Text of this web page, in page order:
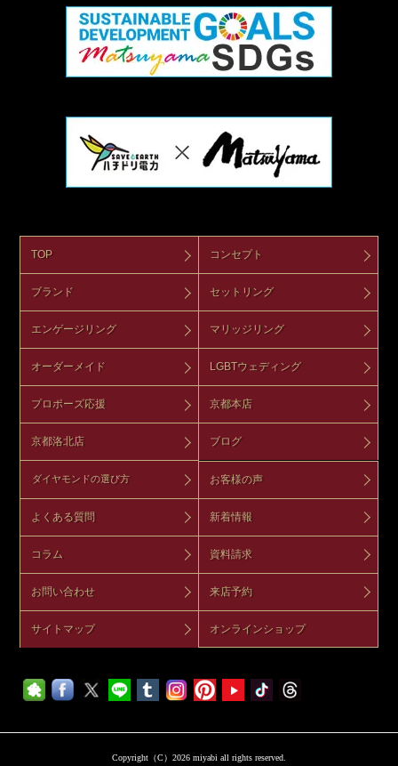
TOP コンセプト
ブランド セットリング
エンゲージリング マリッジリング
オーダーメイド LGBTウェディング
プロポーズ応援 京都本店
京都洛北店 ブログ
ダイヤモンドの選び方 お客様の声
よくある質問 新着情報
コラム 資料請求
お問い合わせ 来店予約
サイトマップ オンラインショップ
Copyright（C）2026 miyabi all rights reserved.